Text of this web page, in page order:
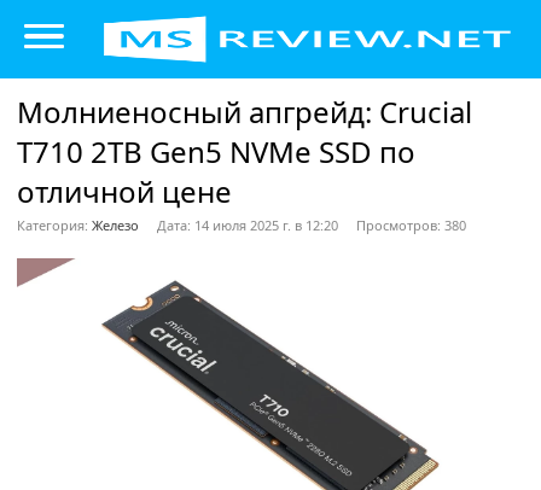
Молниеносный апгрейд: Crucial
T710 2TB Gen5 NVMe SSD по
отличной цене
Категория: Железо Дата: 14 июля 2025 г. в 12:20 Просмотров: 380